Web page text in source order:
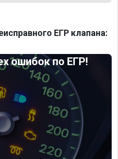
ЕГР клапана:
ошибок по ЕГР!